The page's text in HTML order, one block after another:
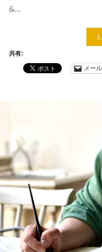
&…
共有:
メー